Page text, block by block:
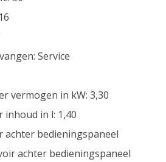
Service
vermogen in kW: 3,30
in l: 1,40
achter bedieningspaneel
achter bedieningspaneel